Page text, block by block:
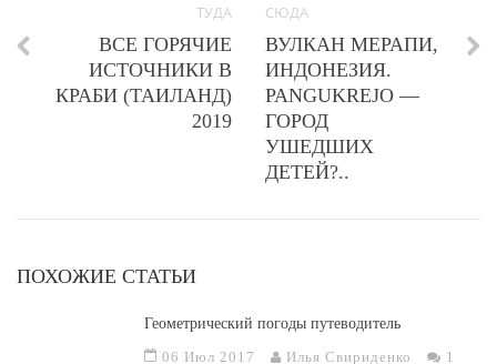
ТУДА
ВСЕ ГОРЯЧИЕ
ИСТОЧНИКИ В
КРАБИ (ТАИЛАНД)
2019
СЮДА
ВУЛКАН МЕРАПИ,
ИНДОНЕЗИЯ.
PANGUKREJO —
ГОРОД
УШЕДШИХ
ДЕТЕЙ?..
ПОХОЖИЕ СТАТЬИ
Геометрический погоды путеводитель
06 Июл 2017
Илья Свириденко 1